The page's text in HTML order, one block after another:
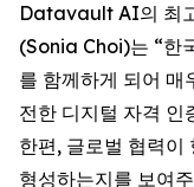
Datavault AI의 최
(Sonia Choi)는 “한
를 함께하게 되어 매
전한 디지털 자격 인
한편, 글로벌 협력이
형성하는지를 보여